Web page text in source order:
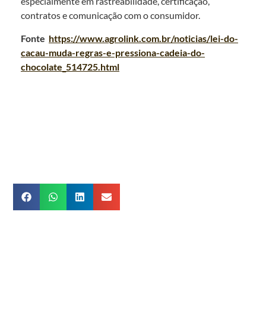
contratos e comunicação com o consumidor.
Fonte https://www.agrolink.com.br/noticias/lei-do-
cacau-muda-regras-e-pressiona-cadeia-do-
chocolate_514725.html